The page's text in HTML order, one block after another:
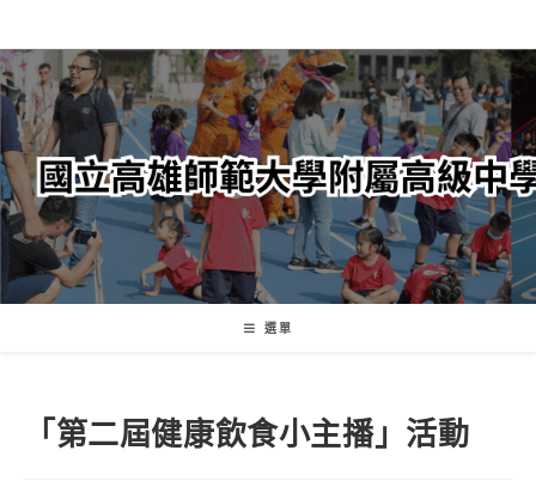
轉
至
主
內
容
選單
「第二屆健康飲食小主播」活動